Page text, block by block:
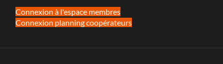
Connexion à l'espace membres
Connexion planning coopérateurs